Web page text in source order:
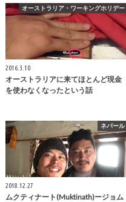
オーストラリア・ワーキングホリデー
2016.3.10
オーストラリアに来てほとんど現金
を使わなくなったという話
ネパール
2018.12.27
ムクティナート(Muktinath)ージョム